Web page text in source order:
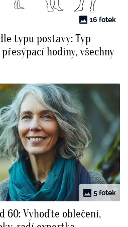
16 fotek
typu postavy: Typ
hodiny, všechny
5 fotek
60: Vyhoďte oblečení,